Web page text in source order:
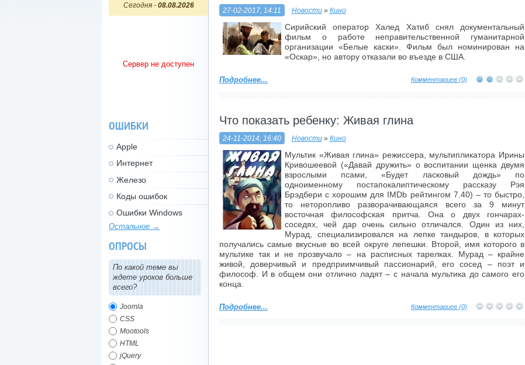
27-02-2017, 14:11 Новости» Кино
Сирийский оператор Халед Хатиб снял документальный
фильм о работе неправительственной гуманитарной
организации «Белые каски». Фильм был номинирован на
«Оскар», но автору отказали во въезде в США.
Комментариев (0)
Подробнее...
Что показать ребенку: Живая глина
24-11-2014, 16:40 Новости» Кино
Мультик «Живая глина» режиссера, мультипликатора Ирины
Кривошеевой («Давай дружить» о воспитании щенка двумя
взрослыми псами, «Будет ласковый дождь» по
одноименному постапокалиптическому рассказу Рэя
Брэдбери с хорошим для IMDb рейтингом 7.40) – то быстро,
то неторопливо разворачивающаяся всего за 9 минут
восточная философская притча. Она о двух гончарах-
соседях, чей дар очень сильно отличался. Один из них,
Мурад, специализировался на лепке тандыров, в которых
получались самые вкусные во всей округе лепешки. Второй, имя которого в
мультике так и не прозвучало – на расписных тарелках. Мурад – крайне
живой, доверчивый и предприимчивый пассионарий, его сосед – поэт и
философ. И в общем они отлично ладят – с начала мультика до самого его
конца.
Комментариев (0)
Подробнее...
Сегодня - 08.08.2026
Сервер не доступен
ОШИБКИ
Apple
Интернет
Железо
Коды ошибок
Ошибки Windows
Остальное →
ОПРОСЫ
По какой теме вы
ждете уроков больше
всего?
Joomla
CSS
Mootools
HTML
jQuery